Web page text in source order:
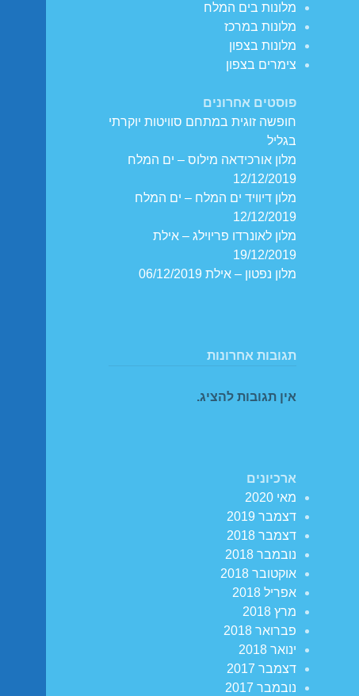
מלונות בים המלח
מלונות במרכז
מלונות בצפון
צימרים בצפון
פוסטים אחרונים
חופשה זוגית במתחם סוויטות יוקרתי
בגליל
מלון אורכידאה מילוס – ים המלח
12/12/2019
מלון דיוויד ים המלח – ים המלח
12/12/2019
מלון לאונרדו פריוילג – אילת
19/12/2019
מלון נפטון – אילת 06/12/2019
תגובות אחרונות
אין תגובות להציג.
ארכיונים
מאי 2020
דצמבר 2019
דצמבר 2018
נובמבר 2018
אוקטובר 2018
אפריל 2018
מרץ 2018
פברואר 2018
ינואר 2018
דצמבר 2017
נובמבר 2017